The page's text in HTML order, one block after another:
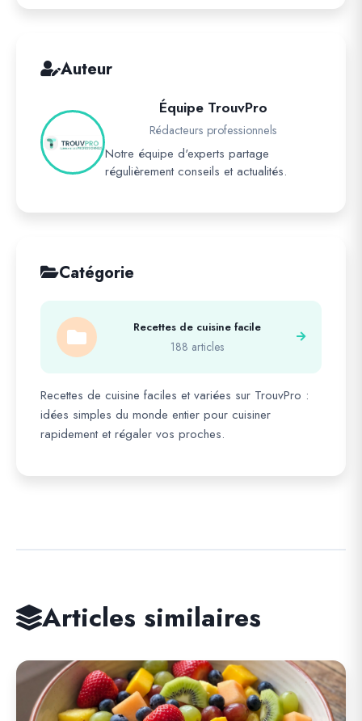
Auteur
Équipe TrouvPro
Rédacteurs professionnels
Notre équipe d'experts partage
régulièrement conseils et actualités.
Catégorie
Recettes de cuisine facile
188 articles
Recettes de cuisine faciles et variées sur TrouvPro :
idées simples du monde entier pour cuisiner
rapidement et régaler vos proches.
Articles similaires